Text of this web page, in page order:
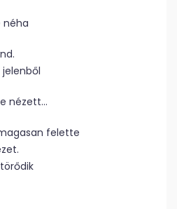
néha
nézett…
felette